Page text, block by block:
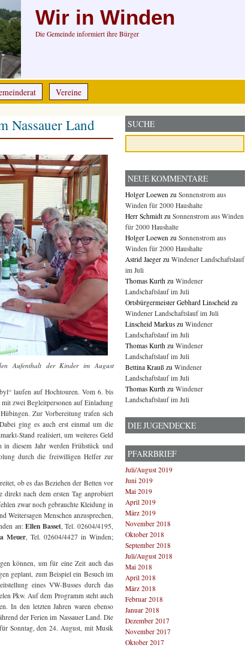
Wir in Winden
Die Gemeinde informiert ihre Bürger
Vereine
Nassauer Land
Aufenthalt der Kinder im August
laufen auf Hochtouren. Vom 6. bis
zwei Begleitpersonen auf Einladung
Zur Vorbereitung trafen sich
ging es auch erst einmal um die
Stand realisiert, um weiteres Geld
in diesem Jahr werden Frühstück und
durch die freiwilligen Helfer zur
ob es das Beziehen der Betten vor
nach dem ersten Tag anprobiert
zwar noch gebrauchte Kleidung in
Weitersagen Menschen anzusprechen,
an:Ellen Basset, Tel. 02604/4195,
Meuer, Tel. 02604/4427 in Winden;
können, um für eine Zeit auch das
geplant, zum Beispiel ein Besuch im
eines VW-Busses durch das
Pkw. Auf dem Programm steht auch
In den letzten Jahren waren ebenso
der Ferien im Nassauer Land. Die
Sonntag, den 24. August, mit Musik
SUCHE
NEUE KOMMENTARE
Holger Loewen zu Sonnenstrom aus
Winden für 2000 Haushalte
Herr Schmidt zu Sonnenstrom aus Winden
für 2000 Haushalte
Holger Loewen zu Sonnenstrom aus
Winden für 2000 Haushalte
Astrid Jaeger zu Windener Landschaftslauf
im Juli
Thomas Kurth zu Windener
Landschaftslauf im Juli
Ortsbürgermeister Gebhard Linscheid zu
Windener Landschaftslauf im Juli
Linscheid Markus zu Windener
Landschaftslauf im Juli
Thomas Kurth zu Windener
Landschaftslauf im Juli
Bettina Krauß zu Windener
Landschaftslauf im Juli
Thomas Kurth zu Windener
Landschaftslauf im Juli
DIE JUGENDECKE
PFARRBRIEF
Juli/August 2019
Juni 2019
Mai 2019
April 2019
März 2019
November 2018
Oktober 2018
September 2018
Juli/August 2018
Mai 2018
April 2018
März 2018
Februar 2018
Januar 2018
Dezember 2017
November 2017
Oktober 2017